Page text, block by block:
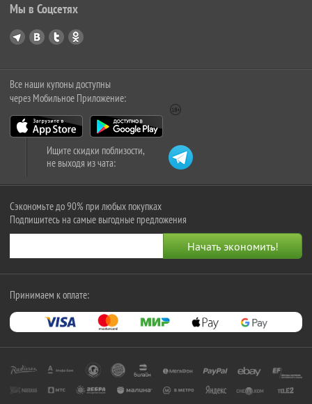
Мы в Соцсетях
Все наши купоны доступны
через Мобильное Приложение:
Ищите скидки поблизости,
не выходя из чата:
Сэкономьте до 90% при любых покупках
Подпишитесь на самые выгодные предложения
Принимаем к оплате: